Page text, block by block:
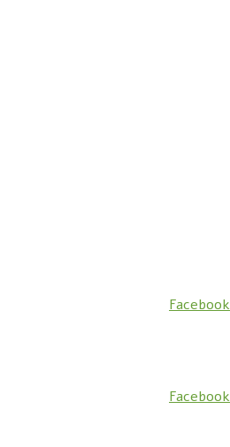
Facebook
Facebook